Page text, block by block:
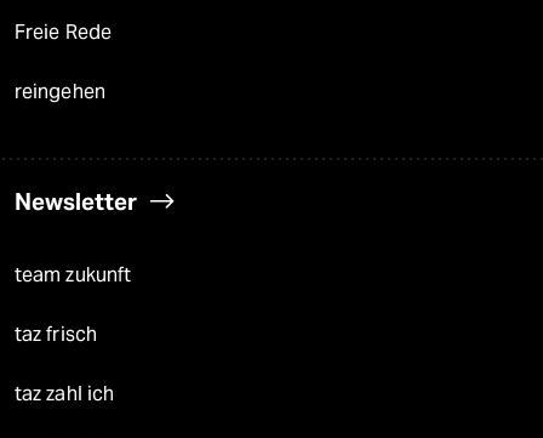
Freie Rede
reingehen
Newsletter
team zukunft
taz frisch
taz zahl ich